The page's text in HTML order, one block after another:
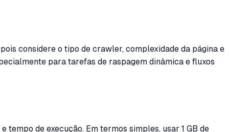
considere o tipo de crawler, complexidade da página e
para tarefas de raspagem dinâmica e fluxos
de execução. Em termos simples, usar 1 GB de